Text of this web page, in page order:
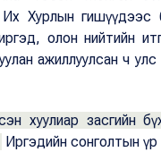
Хурлын гишүүдээс
олон нийтийн
ажиллуулсан ч
хуулиар засгийн
Иргэдийн сонголтын үр